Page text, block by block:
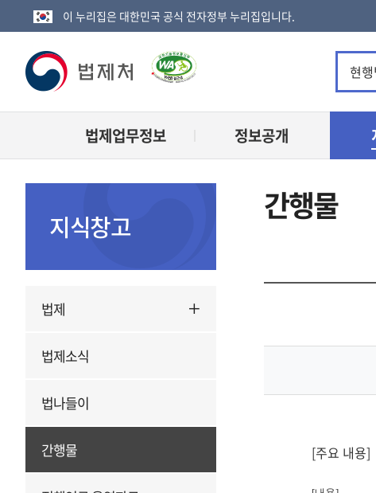
이 누리집은 대한민국 공식 전자정부 누리집입니다.
법
제
로
현
법제업무정보 정보공개
지식창고
법제
법제소식
법나들이
간행물
간행물
[주요 내용]